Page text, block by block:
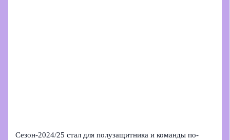
Сезон‑2024/25 стал для полузащитника и команды по-